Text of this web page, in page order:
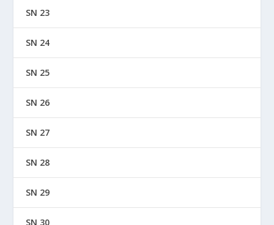
SN 23
SN 24
SN 25
SN 26
SN 27
SN 28
SN 29
SN 30